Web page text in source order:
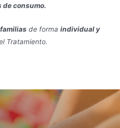
de consumo.
familias de formaindividual y
Tratamiento.